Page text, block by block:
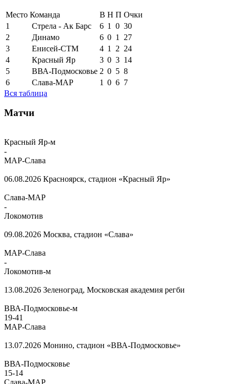
Место Команда В Н П Очки
1
Стрела - Ак Барс 6 1 0 30
2
Динамо 6 0 1
27
3
Енисей-СТМ 4 1 2 24
4
Красный Яр 3 0 3 14
5
ВВА-Подмосковье 2 0 5 8
6
Слава-МАР 1 0 6 7
Вся таблица
Матчи
Красный Яр-м
-
МАР-Слава
06.08.2026 Красноярск, стадион «Красный Яр»
Слава-МАР
-
Локомотив
09.08.2026 Москва, стадион «Слава»
МАР-Слава
-
Локомотив-м
13.08.2026 Зеленоград, Московская академия регби
ВВА-Подмосковье-м
19-41
МАР-Слава
13.07.2026 Монино, стадион «ВВА-Подмосковье»
ВВА-Подмосковье
15-14